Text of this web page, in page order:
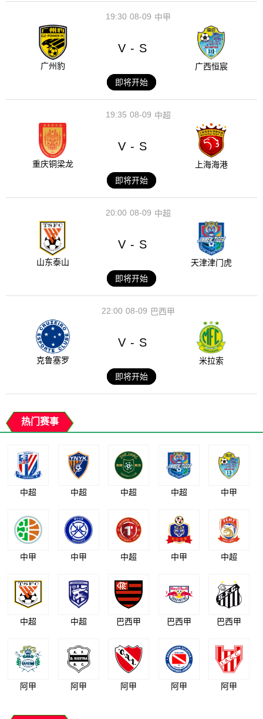
08-09
19:30 中甲
广州豹
V - S
广西恒宸
即将开始
08-09
19:35 中超
重庆铜梁龙
V - S
上海海港
即将开始
08-09
20:00 中超
山东泰山
V - S
天津津门虎
即将开始
08-09
22:00 巴西甲
克鲁塞罗
V - S
米拉索
即将开始
热门赛事
中超 中超 中超 中超 中甲
中甲 中甲 中超 中甲 中超
中超 中超 巴西甲 巴西甲 巴西甲
阿甲 阿甲 阿甲 阿甲 阿甲